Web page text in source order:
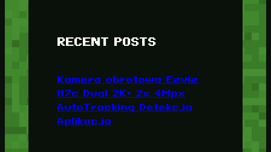
RECENT POSTS
Kamera obrotowa Ezviz
H7c Dual 2K+ 2x 4Mpx
AutoTracking Detekcja
Aplikacja